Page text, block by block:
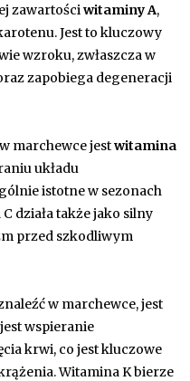
zawartościwitaminy A,
Jest to kluczowy
wzroku, zwłaszcza w
zapobiega degeneracji
marchewce jestwitamina
układu
istotne w sezonach
działa także jako silny
przed szkodliwym
w marchewce, jest
wspieranie
krwi, co jest kluczowe
Witamina K bierze